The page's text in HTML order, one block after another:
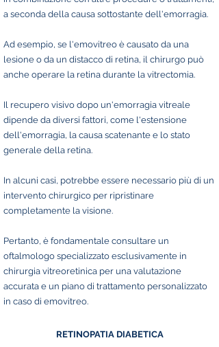
a seconda della causa sottostante dell'emorragia.
Ad esempio, se l'emovitreo è causato da una
lesione o da un distacco di retina, il chirurgo può
anche operare la retina durante la vitrectomia.
Il recupero visivo dopo un'emorragia vitreale
dipende da diversi fattori, come l'estensione
dell'emorragia, la causa scatenante e lo stato
generale della retina.
In alcuni casi, potrebbe essere necessario più di un
intervento chirurgico per ripristinare
completamente la visione.
Pertanto, è fondamentale consultare un
oftalmologo specializzato esclusivamente in
chirurgia vitreoretinica per una valutazione
accurata e un piano di trattamento personalizzato
in caso di emovitreo.
RETINOPATIA DIABETICA